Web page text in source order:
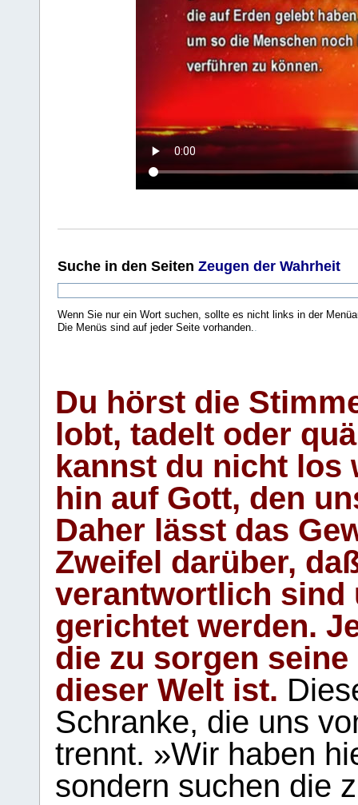
Suche in den Seiten Zeugen der Wahrheit
Wenn Sie nur ein Wort suchen, sollte es nicht links in der
Die Menüs sind auf jeder Seite vorhanden.
Du hörst die
lobt, tadelt oder
kannst du nicht los
hin auf Gott, den
Daher lässt das
Zweifel darüber,
verantwortlich sind
gerichtet werden.
die zu sorgen
dieser Welt ist.
Schranke, die uns
trennt. »Wir haben
sondern suchen die